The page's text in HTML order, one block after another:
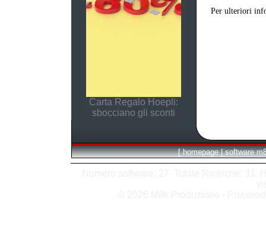
Carta Regalo Hoepli:
sbocciano gli sconti
Per ulteriori
[ homepage | software